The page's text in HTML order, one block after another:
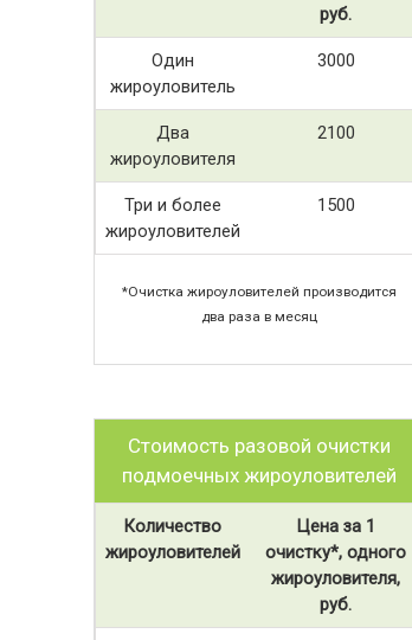
руб.
Один
жироуловитель
3000
Два
жироуловителя
2100
Три и более
жироуловителей
1500
*Очистка жироуловителей производится
два раза в месяц
Стоимость разовой очистки
подмоечных жироуловителей
Количество
жироуловителей
Цена за 1
очистку*, одного
жироуловителя,
руб.